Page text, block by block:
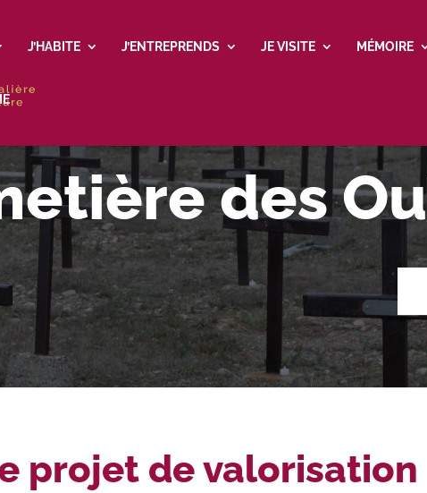
J’HABITE J’ENTREPRENDS JE VISITE MÉMOIRE
des
projet de valorisation